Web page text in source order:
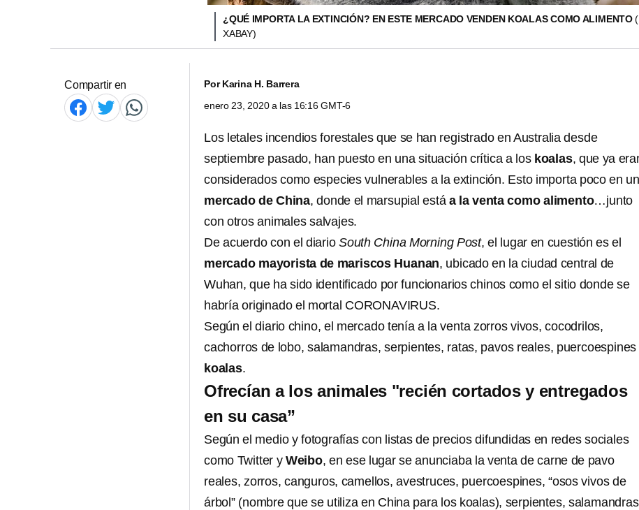
¿QUÉ IMPORTA LA EXTINCIÓN? EN ESTE MERCADO VENDEN KOALAS COMO ALIMENTO
XABAY)
Compartir en PorKarina H. Barrera
enero 23, 2020 a las 16:16 GMT-6
Los letales incendios forestales que se han registrado en Australia desde
septiembre pasado, han puesto en una situación crítica a los koalas, que ya
considerados como especies vulnerables a la extinción. Esto importa poco en un
mercado de China, donde el marsupial está a la venta como alimento…junto
con otros animales salvajes.
De acuerdo con el diario South China Morning Post, el lugar en cuestión es el
mercado mayorista de mariscos Huanan, ubicado en la ciudad central de
Wuhan, que ha sido identificado por funcionarios chinos como el sitio donde se
habría originado el mortal CORONAVIRUS.
Según el diario chino, el mercado tenía a la venta zorros vivos, cocodrilos,
cachorros de lobo, salamandras, serpientes, ratas, pavos reales, puercoespines
koalas.
Ofrecían a los animales "recién cortados y entregados
en su casa”
Según el medio y fotografías con listas de precios difundidas en redes sociales
como Twitter y Weibo, en ese lugar se anunciaba la venta de carne de pavo
reales, zorros, canguros, camellos, avestruces, puercoespines, “osos vivos de
árbol” (nombre que se utiliza en China para los koalas), serpientes, salamandras